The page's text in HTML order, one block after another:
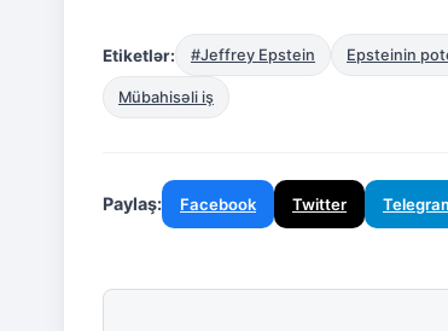
Etiketlər: #Jeffrey Epstein Epsteinin
Mübahisəli iş
Paylaş: Facebook Twitter